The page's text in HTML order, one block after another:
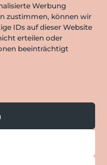
Werbung
zustimmen, können wir
IDs auf dieser Website
erteilen oder
beeinträchtigt